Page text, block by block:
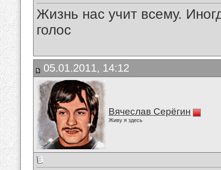
Жизнь нас учит всему.
голос
05.01.2011, 14:12
Вячеслав Серёгин
Живу я здесь